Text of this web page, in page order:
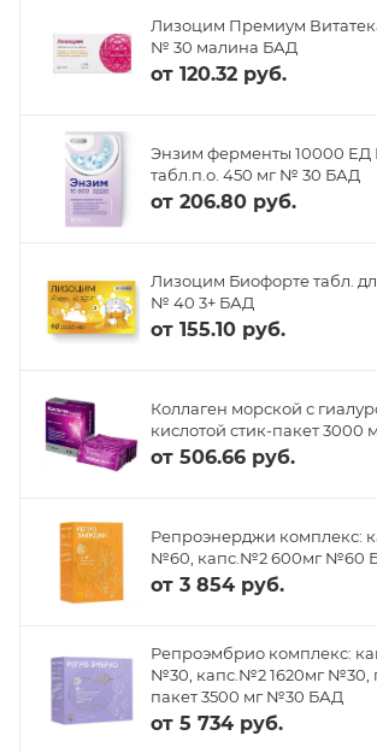
Лизоцим Премиум
№ 30 малина БАД
от 120.32 руб.
Энзим ферменты 10000 ЕД
табл.п.о. 450 мг № 30 БАД
от 206.80 руб.
Лизоцим Биофорте табл.
№ 40 3+ БАД
от 155.10 руб.
Коллаген морской с
кислотой стик-пакет 3000
от 506.66 руб.
Репроэнерджи комплекс:
№60, капс.№2 600мг №60
от 3 854 руб.
Репроэмбрио комплекс:
№30, капс.№2 1620мг №30,
пакет 3500 мг №30 БАД
от 5 734 руб.